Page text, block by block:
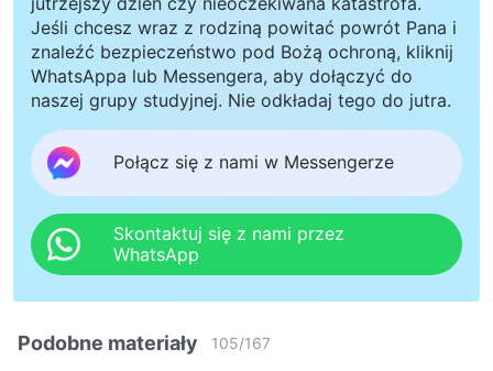
Jeśli chcesz wraz z rodziną powitać powrót Pana i
znaleźć bezpieczeństwo pod Bożą ochroną, kliknij
WhatsAppa lub Messengera, aby dołączyć do
naszej grupy studyjnej. Nie odkładaj tego do jutra.
Połącz się z nami w Messengerze
Skontaktuj się z nami przez
WhatsApp
Podobne materiały 105/167